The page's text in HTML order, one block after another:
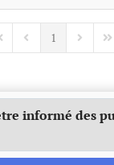
PagePrevious Page
1 Next Page
informé des